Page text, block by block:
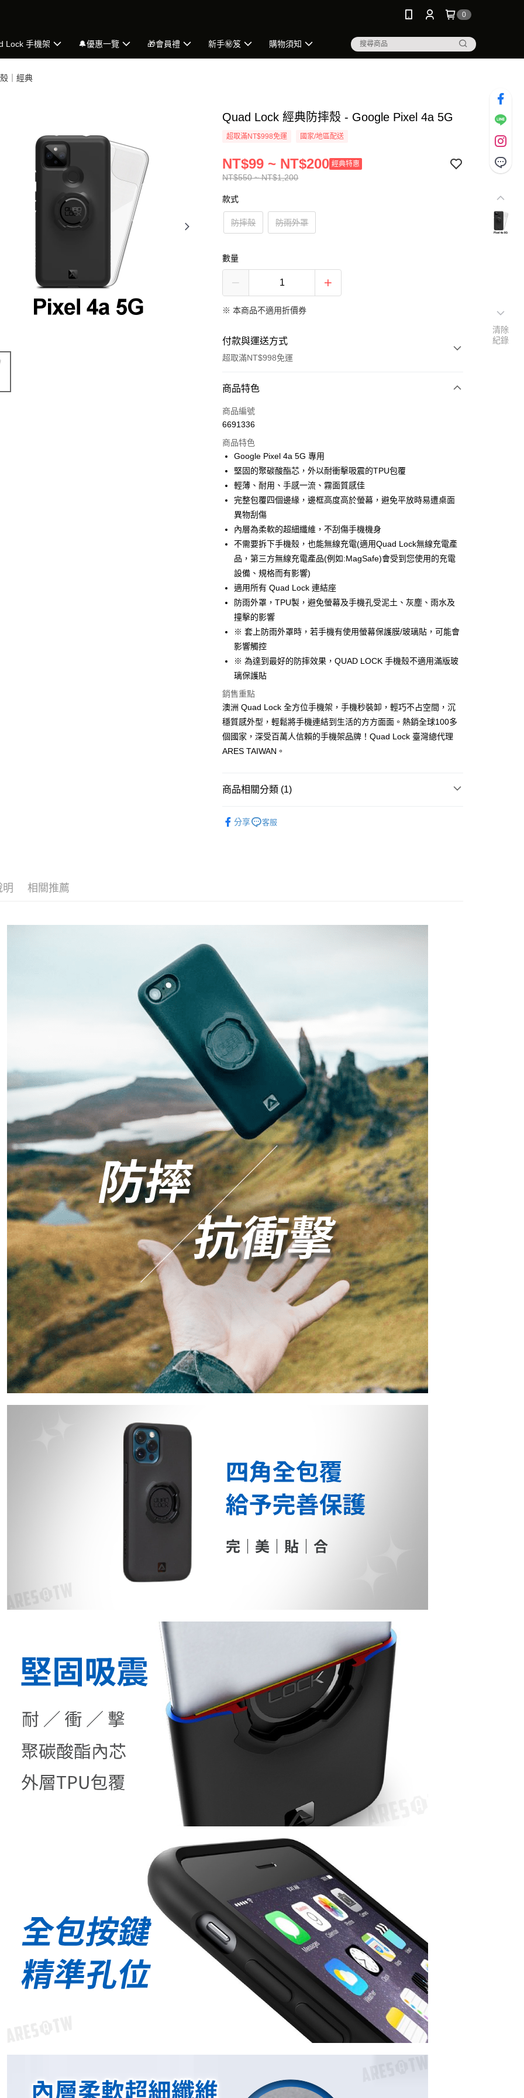
0
Lock 手機架 🔔優惠一覽 🎁會員禮 新手㊙️笈 購物須知
｜經典
Quad Lock 經典防摔殼 - Google Pixel 4a 5G
超取滿NT$998免運 國家/地區配送
NT$550 ~ NT$1,200
NT$99 ~ NT$200 經典特惠
款式
防摔殼 防雨外罩
數量
※ 本商品不適用折價券
付款與運送方式
超取滿NT$998免運
付款方式
信用卡一次付款
LINE Pay
Apple Pay
街口支付
悠遊付
Google Pay
全盈+PAY
大哥付你分期
【大哥付你分期使用說明】
1.本服務由台灣大哥大提供，台灣大哥大用戶可立即使用無須另外申請。
2.付款方式選擇「大哥付你分期」，訂單成立後會自動跳轉到大哥付的交易
完成交易。
3.實際核准額度、可分期數及費用金額請依後續交易確認頁面所載為準。
4.訂單成立30分鐘內，如未前往確認交易或遇審核未通過，訂單將自動取
消。如遇「轉專審核」未通過狀況，表示未達大哥付你分期系統評分，恕
無法說明評估內容。
【繳款方式說明】
1.分期款項不併入電信帳單，「大哥付你分期」於每月結算日後寄送繳費提
醒簡訊。
2.透過簡訊連結打開帳單後，可選擇「超商條碼／台灣大直營門市／銀行轉
用戶於交易時，得透過本服務購買商品或服務，並由商店將買賣／分期付
資料（包含姓名、電話或地址）提供予台灣大哥大進項蒐集、處理及利
用，由本公司與您本人進行分期帳單所需資料之確認、核對及更正。
AFTEE先享後付
相關說明
【關於「AFTEE先享後付」】
AFTEE先享後付是「在收到商品之後才付款」的支付方式。 讓您購物簡單
便利好安心！
１．簡單：不需註冊會員、不需綁卡、不需儲值。
３．安心：先確認商品／服務後，再付款。
１．於結帳方式選擇「AFTEE先享後付」後，將跳轉至「AFTEE先享後
付」結帳頁面，進行簡訊認證並確認金額後，即可完成結帳。
２．訂單成立數日內，您將收到繳費通知簡訊。
絡購買商品的店家。未經商家同意取消之訂單仍視為有效，需透過AFTEE
是否繳費成功／繳費後需取消欲退款等相關疑問，請聯繫「AFTEE先享後
「AFTEE先享後付」，若未經同意申辦者引起之損失，本公司不負相關責
結果請求用戶進行身份認證。
５．嚴禁一人註冊多個帳號或使用他人資訊註冊。若發現惡意使用之情
形，恩沛科技股份有限公司將有權停止該用戶之使用額度並採取法律行
ATM付款
運送方式
全家取貨付款
每筆NT$60，滿NT$998(含以上)免運費
全家純取貨
7-11取貨付款
7-11純取貨
商品特色
商品編號
6691336
商品特色
Google Pixel 4a 5G 專用
堅固的聚碳酸酯芯，外以耐衝擊吸震的TPU包覆
輕薄、耐用、手感一流、霧面質感佳
完整包覆四個邊緣，邊框高度高於螢幕，避免平放時易遭桌面
異物刮傷
內層為柔軟的超細纖維，不刮傷手機機身
不需要拆下手機殼，也能無線充電(適用Quad Lock無線充電產
品，第三方無線充電產品(例如:MagSafe)會受到您使用的充電
設備、規格而有影響)
適用所有 Quad Lock 連結座
防雨外罩，TPU製，避免螢幕及手機孔受泥土、灰塵、雨水及
撞擊的影響
※ 套上防雨外罩時，若手機有使用螢幕保護膜/玻璃貼，可能會
影響觸控
※ 為達到最好的防摔效果，QUAD LOCK 手機殼不適用滿版玻
璃保護貼
銷售重點
澳洲 Quad Lock 全方位手機架，手機秒裝卸，輕巧不占空間，沉
穩質感外型，輕鬆將手機連結到生活的方方面面。熱銷全球100多
個國家，深受百萬人信賴的手機架品牌！Quad Lock 臺灣總代理
ARES TAIWAN。
商品相關分類 (1)
分享
客服
明 相關推薦
清除
紀錄